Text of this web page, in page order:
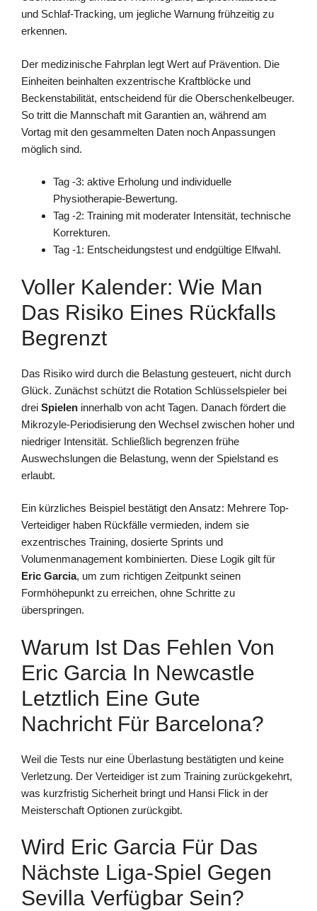
und Schlaf-Tracking, um jegliche Warnung frühzeitig zu
erkennen.
Der medizinische Fahrplan legt Wert auf Prävention. Die
Einheiten beinhalten exzentrische Kraftblöcke und
Beckenstabilität, entscheidend für die Oberschenkelbeuger.
So tritt die Mannschaft mit Garantien an, während am
Vortag mit den gesammelten Daten noch Anpassungen
möglich sind.
Tag -3: aktive Erholung und individuelle
Physiotherapie-Bewertung.
Tag -2: Training mit moderater Intensität, technische
Korrekturen.
Tag -1: Entscheidungstest und endgültige Elfwahl.
Voller Kalender: Wie Man
Das Risiko Eines Rückfalls
Begrenzt
Das Risiko wird durch die Belastung gesteuert, nicht durch
Glück. Zunächst schützt die Rotation Schlüsselspieler bei
drei Spielen innerhalb von acht Tagen. Danach fördert die
Mikrozyle-Periodisierung den Wechsel zwischen hoher und
niedriger Intensität. Schließlich begrenzen frühe
Auswechslungen die Belastung, wenn der Spielstand es
erlaubt.
Ein kürzliches Beispiel bestätigt den Ansatz: Mehrere Top-
Verteidiger haben Rückfälle vermieden, indem sie
exzentrisches Training, dosierte Sprints und
Volumenmanagement kombinierten. Diese Logik gilt für
Eric Garcia, um zum richtigen Zeitpunkt seinen
Formhöhepunkt zu erreichen, ohne Schritte zu
überspringen.
Warum Ist Das Fehlen Von
Eric Garcia In Newcastle
Letztlich Eine Gute
Nachricht Für Barcelona?
Weil die Tests nur eine Überlastung bestätigten und keine
Verletzung. Der Verteidiger ist zum Training zurückgekehrt,
was kurzfristig Sicherheit bringt und Hansi Flick in der
Meisterschaft Optionen zurückgibt.
Wird Eric Garcia Für Das
Nächste Liga-Spiel Gegen
Sevilla Verfügbar Sein?